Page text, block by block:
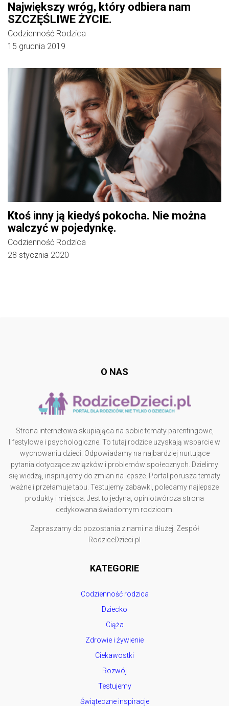
Największy wróg, który odbiera nam
SZCZĘŚLIWE ŻYCIE.
Codzienność Rodzica
15 grudnia 2019
Ktoś inny ją kiedyś pokocha. Nie można
walczyć w pojedynkę.
Codzienność Rodzica
28 stycznia 2020
O NAS
Strona internetowa skupiająca na sobie tematy parentingowe,
lifestylowe i psychologiczne. To tutaj rodzice uzyskają wsparcie w
wychowaniu dzieci. Odpowiadamy na najbardziej nurtujące
pytania dotyczące związków i problemów społecznych. Dzielimy
się wiedzą, inspirujemy do zmian na lepsze. Portal porusza tematy
ważne i przełamuje tabu. Testujemy zabawki, polecamy najlepsze
produkty i miejsca. Jest to jedyna, opiniotwórcza strona
dedykowana świadomym rodzicom.
Zapraszamy do pozostania z nami na dłużej. Zespół
RodziceDzieci.pl
KATEGORIE
Codzienność rodzica
Dziecko
Ciąża
Zdrowie i żywienie
Ciekawostki
Rozwój
Testujemy
Świąteczne inspiracje